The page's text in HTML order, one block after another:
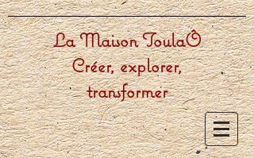
La Maison ToulaÔ
Créer, explorer,
transformer